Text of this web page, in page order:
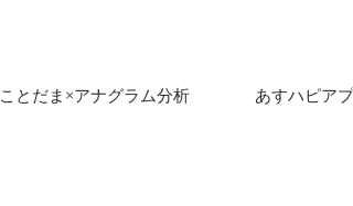
ことだま×アナグラム分析 あすハピア